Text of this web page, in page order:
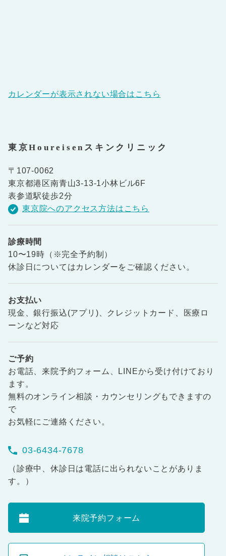
カレンダーが表示されない場合はこちら
東京Houreisenスキンクリニック
〒107-0062
東京都港区南青山3-13-1小林ビル6F
表参道駅徒歩2分
東京院へのアクセス方法はこちら
診療時間
10〜19時（※完全予約制）
休診日についてはカレンダーをご確認ください。
お支払い
現金、銀行振込(アプリ)、クレジットカード、医療ロ
ーンなど対応
ご予約
お電話、来院予約フォーム、LINEから受け付けており
ます。
無料のオンライン相談・カウンセリングもできますの
で
お気軽にご連絡ください。
03-6434-7678
（診療中、休診日は電話に出られないことがありま
す。）
来院予約フォーム